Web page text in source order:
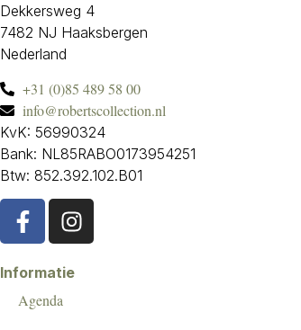
Dekkersweg 4
7482 NJ Haaksbergen
Nederland
+31 (0)85 489 58 00
info@robertscollection.nl
KvK: 56990324
Bank: NL85RABO0173954251
Btw: 852.392.102.B01
Informatie
Agenda